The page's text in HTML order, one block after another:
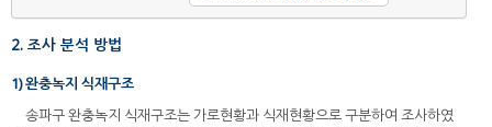
2. 조사 분석 방법
1) 완충녹지 식재구조
송파구 완충녹지 식재구조는 가로현황과 식재현황으로 구분하여 조사하였